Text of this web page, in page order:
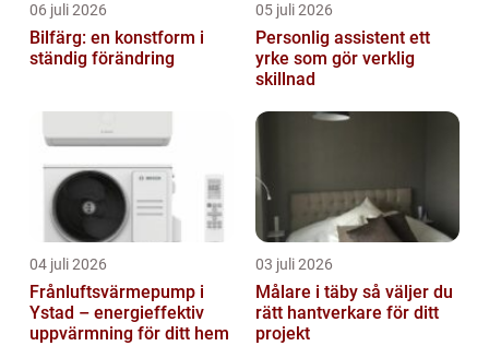
06 juli 2026
Bilfärg: en konstform i
ständig förändring
05 juli 2026
Personlig assistent ett
yrke som gör verklig
skillnad
04 juli 2026
Frånluftsvärmepump i
Ystad – energieffektiv
uppvärmning för ditt hem
03 juli 2026
Målare i täby så väljer du
rätt hantverkare för ditt
projekt